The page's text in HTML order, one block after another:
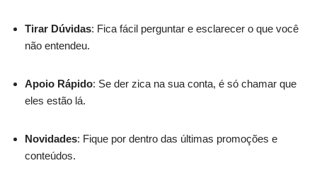
Tirar Dúvidas: Fica fácil perguntar e esclarecer o que você
não entendeu.
Apoio Rápido: Se der zica na sua conta, é só chamar que
eles estão lá.
Novidades: Fique por dentro das últimas promoções e
conteúdos.